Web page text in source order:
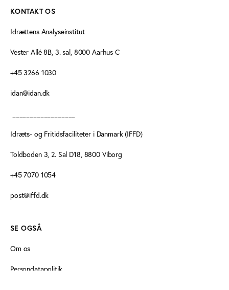
KONTAKT OS
Idrættens Analyseinstitut
Vester Allé 8B, 3. sal, 8000 Aarhus C
+45 3266 1030
idan@idan.dk
Idræts- og Fritidsfaciliteter i Danmark (IFFD)
Toldboden 3, 2. Sal D18, 8800 Viborg
+45 7070 1054
post@iffd.dk
SE OGSÅ
Om os
Persondatapolitik